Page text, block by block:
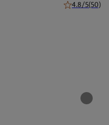
4.8/5(50)